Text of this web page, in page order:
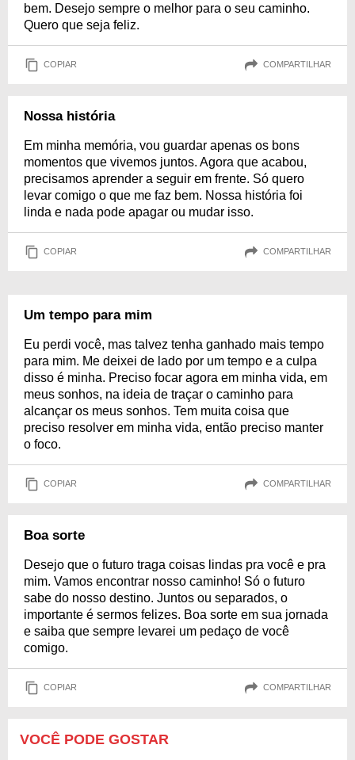
bem. Desejo sempre o melhor para o seu caminho.
Quero que seja feliz.
COPIAR COMPARTILHAR
Nossa história
Em minha memória, vou guardar apenas os bons
momentos que vivemos juntos. Agora que acabou,
precisamos aprender a seguir em frente. Só quero
levar comigo o que me faz bem. Nossa história foi
linda e nada pode apagar ou mudar isso.
COPIAR COMPARTILHAR
Um tempo para mim
Eu perdi você, mas talvez tenha ganhado mais tempo
para mim. Me deixei de lado por um tempo e a culpa
disso é minha. Preciso focar agora em minha vida, em
meus sonhos, na ideia de traçar o caminho para
alcançar os meus sonhos. Tem muita coisa que
preciso resolver em minha vida, então preciso manter
o foco.
COPIAR COMPARTILHAR
Boa sorte
Desejo que o futuro traga coisas lindas pra você e pra
mim. Vamos encontrar nosso caminho! Só o futuro
sabe do nosso destino. Juntos ou separados, o
importante é sermos felizes. Boa sorte em sua jornada
e saiba que sempre levarei um pedaço de você
comigo.
COPIAR COMPARTILHAR
VOCÊ PODE GOSTAR